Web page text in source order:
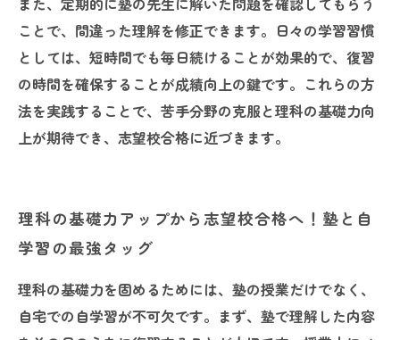
ことで、間違った理解を修正できます。日々の学習習慣
としては、短時間でも毎日続けることが効果的で、復習
の時間を確保することが成績向上の鍵です。これらの方
法を実践することで、苦手分野の克服と理科の基礎力向
上が期待でき、志望校合格に近づきます。
理科の基礎力アップから志望校合格へ！塾と自
学習の最強タッグ
理科の基礎力を固めるためには、塾の授業だけでなく、
自宅での自学習が不可欠です。まず、塾で理解した内容